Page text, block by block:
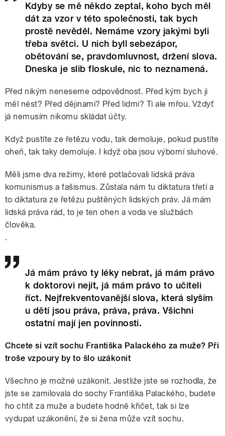
Kdyby se mě někdo zeptal, koho bych měl
dát za vzor v této společnosti, tak bych
prostě nevěděl. Nemáme vzory jakými byli
třeba světci. U nich byll sebezápor,
obětování se, pravdomluvnost, držení slova.
Dneska je slib floskule, nic to neznamená.
Před nikým neneseme odpovědnost. Před kým bych ji
měl nést? Před dějinami? Před lidmi? Ti ale mřou. Vždyť
já nemusím nikomu skládat účty.
Když pustíte ze řetězu vodu, tak demoluje, pokud pustíte
oheň, tak taky demoluje. I když oba jsou výborní sluhové.
Měli jsme dva režimy, které potlačovali lidská práva
komunismus a fašismus. Zůstala nám tu diktatura třetí a
to diktatura ze řetězu puštěných lidských práv. Já mám
lidská práva rád, to je ten ohen a voda ve službách
člověka.
.
Já mám právo ty léky nebrat, já mám právo
k doktorovi nejít, já mám právo to učiteli
říct. Nejfrekventovanější slova, která slyším
u dětí jsou práva, práva, práva. Všichni
ostatní mají jen povinnosti.
Chcete si vzít sochu Františka Palackého za muže? Při
troše vzpoury by to šlo uzákonit
Všechno je možné uzákonit. Jestliže jste se rozhodla, že
jste se zamilovala do sochy Františka Palackého, budete
ho chtít za muže a budete hodně křičet, tak si lze
vydupat uzákonění, že si žena může vzít sochu.